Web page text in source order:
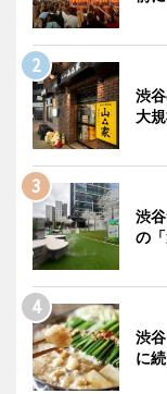
渋
大
渋
の
渋
に